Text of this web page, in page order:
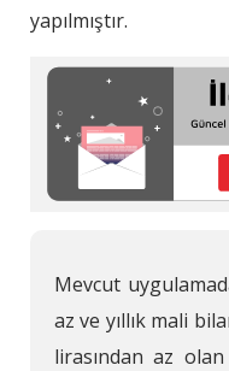
yapılmıştır.
Mevcut
az ve yıllık mali
lirasından az